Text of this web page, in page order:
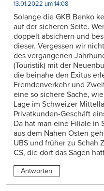
13.01.2022 um 14:08
Solange die GKB Benko
auf der sicheren Seite.
doppelt absichern und
dieser. Vergessen wir
des vergangenen
(Touristik) mit der
die beinahe den Exitus
Fremdenverkehr und
eine so sichere Sache,
Lage im Schweizer
Privatkunden-Geschäft
Da hat man eine Filiale in
aus dem Nahen Osten
UBS und früher zu Schah
CS, die dort das Sagen
Antworten